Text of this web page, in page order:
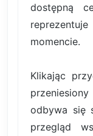
dostępną
momencie.
Klikając
odbywa się
przegląd